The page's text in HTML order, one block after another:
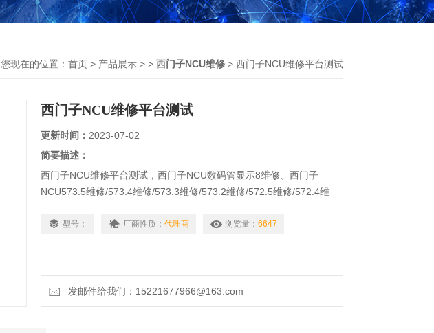
您现在的位置： 首页 > 产品展示 > > 西门子NCU维修 > 西门子NCU维修平台测试
西门子NCU维修平台测试
更新时间： 2023-07-02
简要描述：
西门子NCU维修平台测试，西门子NCU数码管显示8维修、西门子
NCU573.5维修/573.4维修/573.3维修/573.2维修/572.5维修/572.4维
修/561.5维修/710.2维修/720.2维修/720.2PN维修/730.2维修/730.2PN
型号： 厂商性质： 代理商 浏览量： 6647
发邮件给我们：15221677966@163.com